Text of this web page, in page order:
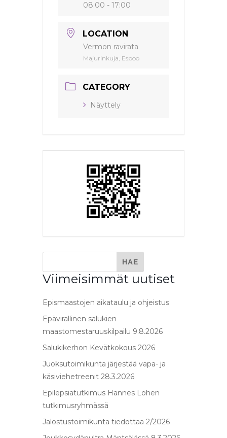
08:00 - 17:00
LOCATION
Vermon ravirata
Majurinkuja, Espoo
CATEGORY
Näyttely
Viimeisimmät uutiset
Epismaastojen aikataulu ja ohjeistus
Epävirallinen salukien
maastomestaruuskilpailu 9.8.2026
Salukikerhon Kevätkokous 2026
Juoksutoimikunta järjestää vapa- ja
käsiviehetreenit 28.3.2026
Epilepsiatutkimus Hannes Lohen
tutkimusryhmässä
Jalostustoimikunta tiedottaa 2/2026